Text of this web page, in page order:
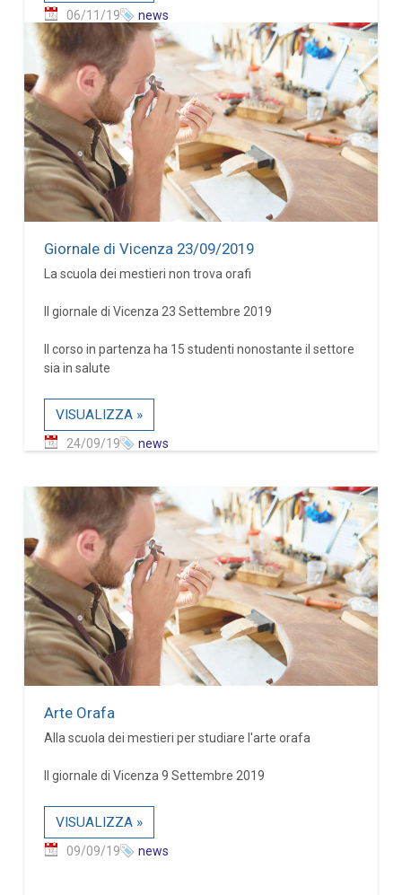
06/11/19 news
Giornale di Vicenza 23/09/2019
La scuola dei mestieri non trova orafi
Il giornale di Vicenza 23 Settembre 2019
Il corso in partenza ha 15 studenti nonostante il settore
sia in salute
VISUALIZZA »
24/09/19 news
Arte Orafa
Alla scuola dei mestieri per studiare l'arte orafa
Il giornale di Vicenza 9 Settembre 2019
VISUALIZZA »
09/09/19 news